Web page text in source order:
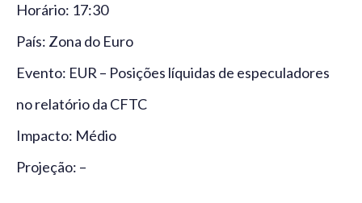
Horário: 17:30
País: Zona do Euro
Evento: EUR – Posições líquidas de especuladores
no relatório da CFTC
Impacto: Médio
Projeção: –